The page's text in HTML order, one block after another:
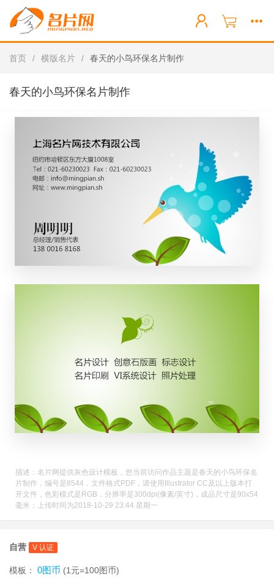
首页 / 横版名片 / 春天的小鸟环保名片制作
春天的小鸟环保名片制作
描述：名片网提供灰色设计模板，您当前访问作品主题是春天的小鸟环保名
片制作，编号是8544，文件格式PDF，请使用Illustrator CC及以上版本打
开文件，色彩模式是RGB，分辨率是300dpi(像素/英寸)，成品尺寸是90x54
毫米；上传时间为2018-10-29 23:44 星期一
自营 V 认证
模板： 0图币 (1元=100图币)